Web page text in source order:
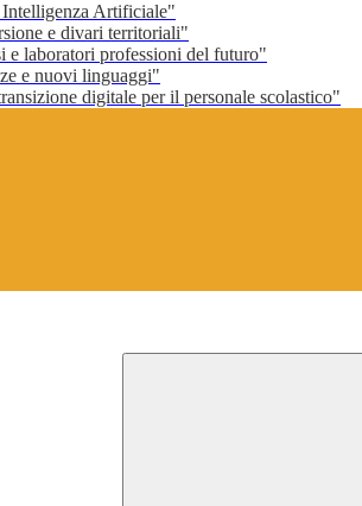
Artificiale"
e divari territoriali"
laboratori professioni del futuro"
e nuovi linguaggi"
digitale per il personale scolastico"